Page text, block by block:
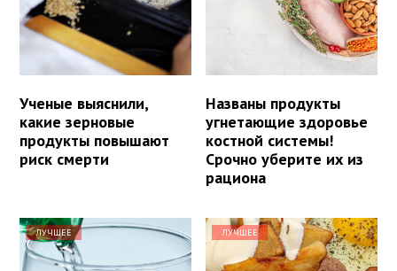
Ученые выяснили,
какие зерновые
продукты повышают
риск смерти
Названы продукты
угнетающие здоровье
костной системы!
Срочно уберите их из
рациона
ЛУЧШЕЕ ЛУЧШЕЕ